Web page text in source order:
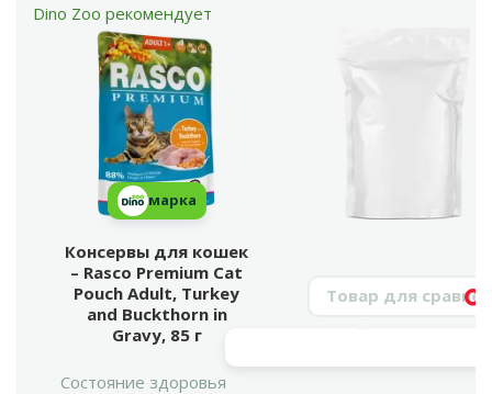
Dino Zoo рекомендует
марка
Консервы для кошек
– Rasco Premium Cat
Pouch Adult, Turkey
and Buckthorn in
Gravy, 85 г
Состояние здоровья